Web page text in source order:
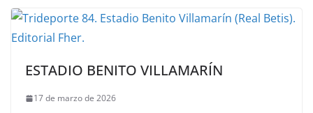
ESTADIO BENITO VILLAMARÍN
17 de marzo de 2026